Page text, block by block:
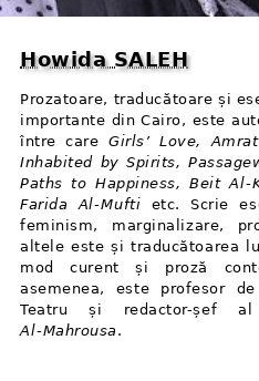
Howida SALEH
Prozatoare, traducătoare și
importante din Cairo, este
între careGirls’ Love,
Inhabited by Spirits,
Paths to Happiness, Beit Al⁠-⁠
Farida Al⁠-⁠Mufti etc. Scrie
feminism, marginalizare,
altele este și traducătoarea
mod curent și proză
asemenea, este profesor
Teatru și redactor-șef
Al⁠-⁠Mahrousa .